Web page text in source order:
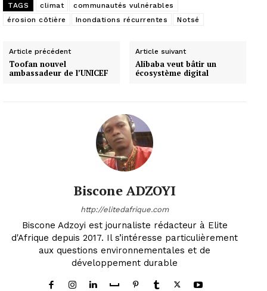
TAGS climat
communautés vulnérables
érosion côtière
Inondations récurrentes Notsé
Article précédent
Toofan nouvel
ambassadeur de l’UNICEF
Article suivant
Alibaba veut bâtir un
écosystème digital
Biscone ADZOYI
http://elitedafrique.com
Biscone Adzoyi est journaliste rédacteur à Elite
d'Afrique depuis 2017. Il s’intéresse particulièrement
aux questions environnementales et de
développement durable